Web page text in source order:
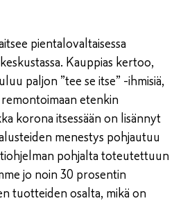
pientalovaltaisessa
Kauppias kertoo,
paljon ”tee se itse” -ihmisiä,
etenkin
korona itsessään on lisännyt
menestys pohjautuu
pohjalta toteutettuun
jo noin 30 prosentin
tuotteiden osalta, mikä on